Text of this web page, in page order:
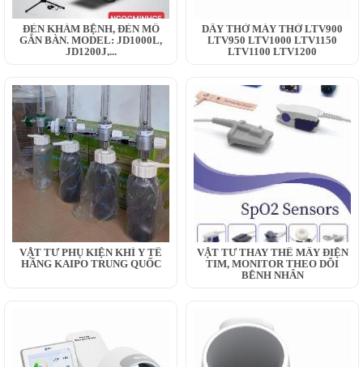
ĐÈN KHÁM BỆNH, ĐÈN MỔ
GẮN BÀN. MODEL: JD1000L,
JD1200J,...
DÂY THỞ MÁY THỞ LTV900
LTV950 LTV1000 LTV1150
LTV1100 LTV1200
VẬT TƯ PHỤ KIỆN KHÍ Y TẾ
HÃNG KAIPO TRUNG QUỐC
VẬT TƯ THAY THẾ MÂY ĐIỆN
TIM, MONITOR THEO DÕI
BỆNH NHÂN